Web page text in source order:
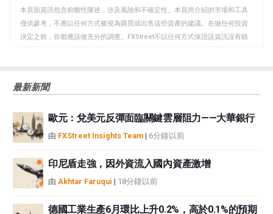
板
本頁面資訊包含前瞻性陳述，涉及風險和不確定性。本頁所介紹的市場和工具
僅供參考，不應以任何方式被視為購買或出售這些資產的建議。在做任何投資
決定之前，你都應該做充分的調查。FXStreet不以任何方式保證該資訊沒有錯
觀點，並不代表FXStreet或其廣告商的官方政策或立場。作者不對本頁連結的
如果文章正文中沒有明確提到，在撰寫本文時，作者在本文中提到的任何股票
中都沒有頭寸，也沒有與文中提到的任何公司有業務關係。除了FXStreet，作
者沒有收到撰寫這篇文章的報酬。
FXStreet和作者不提供個性化的建議。作者對該資訊的準確性、完整性或適用
性不作任何陳述。FXStreet和作者將不承擔任何錯誤，遺漏或任何損失，傷害
或損害由此資訊及其顯示或使用引起的。錯誤和遺漏除外。本文作者和
FXStreet並非註冊投資顧問，本文內容無意提供任何投資建議。
最新新聞
歐元：兌美元反彈面臨關鍵雲層阻力——大華銀行
由 FXStreet Insights Team | 6分鐘以前
印尼盾走強，因外資流入國內資產激增
由 Akhtar Faruqui | 18分鐘以前
德國工業生產6月環比上升0.2%，高於0.1%的預期